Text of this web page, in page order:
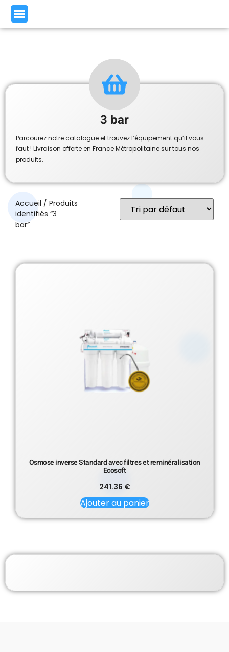
3 bar
Parcourez notre catalogue et trouvez l’équipement qu’il vous
faut ! Livraison offerte en France Métropolitaine sur tous nos
produits.
Accueil / Produits
identifiés “3
bar”
Osmose inverse Standard avec filtres et reminéralisation
Ecosoft
241.36 €
Ajouter au panier